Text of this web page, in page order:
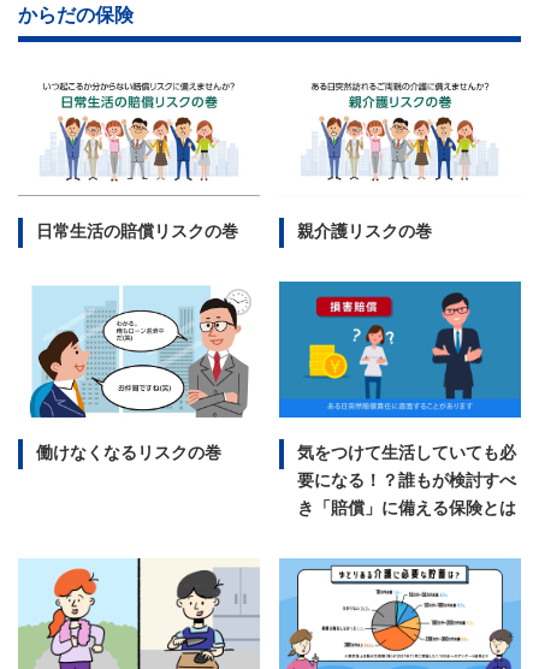
からだの保険
日常生活の賠償リスクの巻 親介護リスクの巻
働けなくなるリスクの巻
気をつけて生活していても必
要になる！？誰もが検討すべ
き「賠償」に備える保険とは